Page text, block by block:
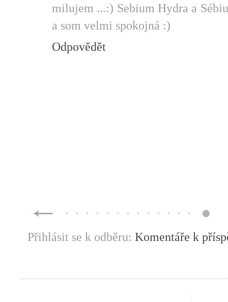
milujem ...:) Sebium Hydra a
a som velmi spokojná :)
Odpovědět
Přihlásit se k odběru: Komentáře k